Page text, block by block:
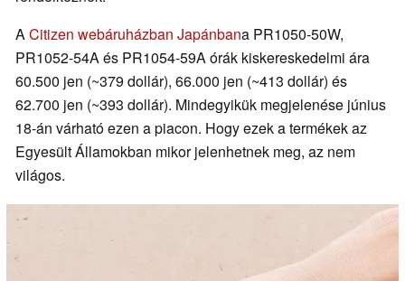
ACitizen webáruházban Japánbana PR1050-50W,
PR1052-54A és PR1054-59A órák kiskereskedelmi ára
60.500 jen (~379 dollár), 66.000 jen (~413 dollár) és
62.700 jen (~393 dollár). Mindegyikük megjelenése június
18-án várható ezen a piacon. Hogy ezek a termékek az
Egyesült Államokban mikor jelenhetnek meg, az nem
világos.